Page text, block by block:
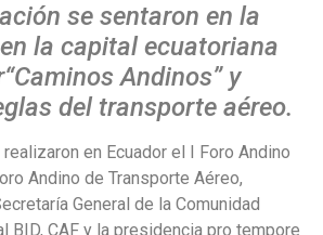
se sentaron en la
la capital ecuatoriana
Andinos” y
del transporte aéreo.
en Ecuador el I Foro Andino
Andino de Transporte Aéreo,
General de la Comunidad
BID, CAF y la presidencia pro tempore